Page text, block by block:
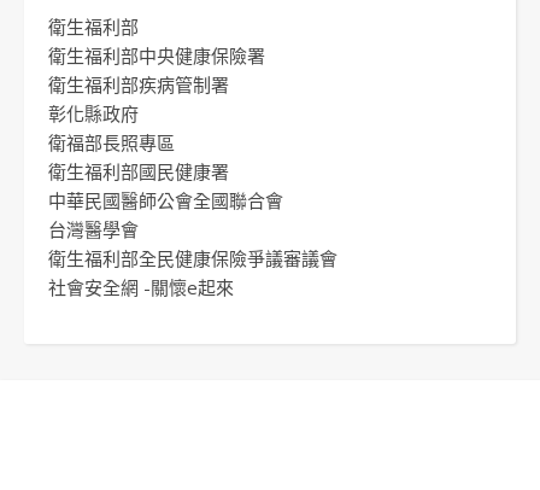
衛生福利部
衛生福利部中央健康保險署
衛生福利部疾病管制署
彰化縣政府
衛福部長照專區
衛生福利部國民健康署
中華民國醫師公會全國聯合會
台灣醫學會
衛生福利部全民健康保險爭議審議會
社會安全網 -關懷e起來